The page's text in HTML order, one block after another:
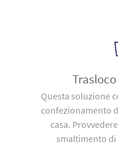
Questa soluzione
confezionamento
casa.
smaltimento